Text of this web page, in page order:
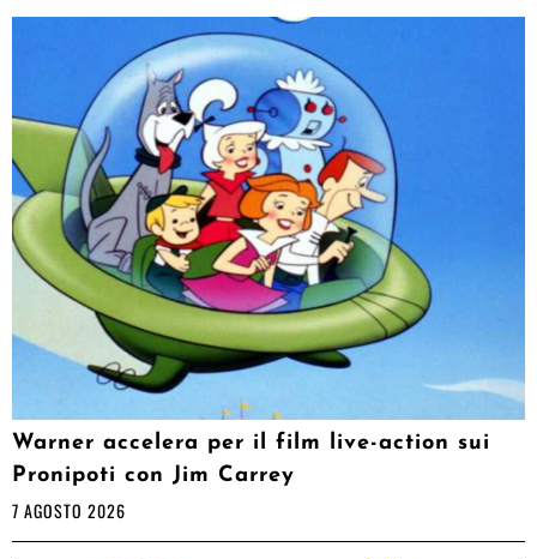
Warner accelera per il film live-action sui
Pronipoti con Jim Carrey
7 AGOSTO 2026